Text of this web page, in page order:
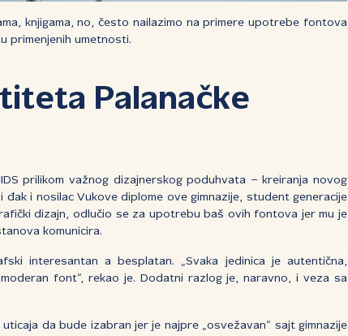
knjigama, no, često nailazimo na primere upotrebe fontova
primenjenih umetnosti.
Palanačke
prilikom važnog dizajnerskog poduhvata – kreiranja novog
đak i nosilac Vukove diplome ove gimnazije, student generacije
dizajn, odlučio se za upotrebu baš ovih fontova jer mu je
komunicira.
interesantan a besplatan. „Svaka jedinica je autentična,
font“, rekao je. Dodatni razlog je, naravno, i veza sa
da bude izabran jer je najpre „osvežavan“ sajt gimnazije